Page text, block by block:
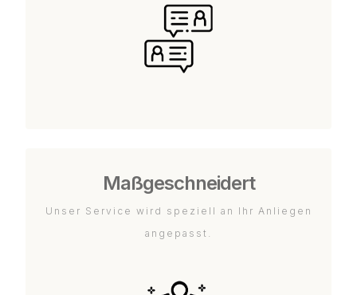
Maßgeschneidert
Unser Service wird speziell an Ihr Anliegen
angepasst.